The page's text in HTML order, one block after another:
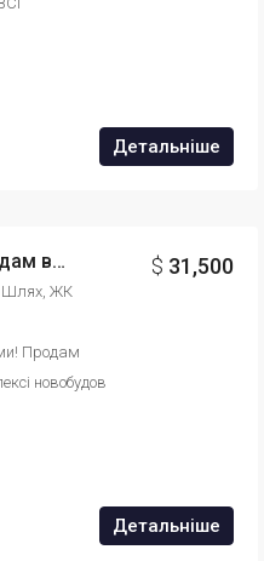
Детальніше
Будинок Здано у 2021р! ЖК Казка, Продам велику 1 кім квартиру пл 54м2, поверх 5/9ти! Квартира з документами! id: 9890124635675 $ 31,500
Шлях, ЖК
Продам
новобудов
Детальніше